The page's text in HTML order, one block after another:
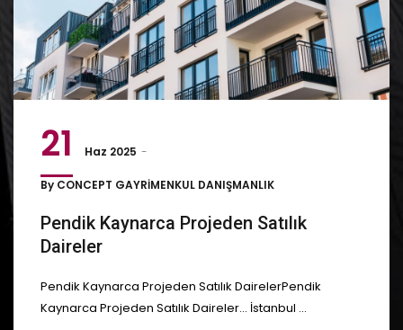
21 Haz 2025
By CONCEPT GAYRİMENKUL DANIŞMANLIK
Pendik Kaynarca Projeden Satılık
Daireler
Pendik Kaynarca Projeden Satılık DairelerPendik
Kaynarca Projeden Satılık Daireler... İstanbul ...